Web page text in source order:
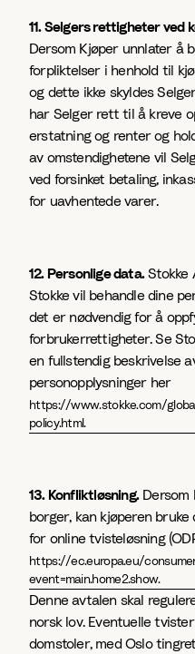
11. Selgers rettigheter ved
Dersom Kjøper unnlater å
forpliktelser i henhold til
og dette ikke skyldes
har Selger rett til å kreve
erstatning og renter og
av omstendighetene vil
ved forsinket betaling,
for uavhentede varer.
12. Personlige data.Stokke
Stokke vil behandle dine
det er nødvendig for å
forbrukerrettigheter. Se
en fullstendig beskrivelse
personopplysninger her
https://www.stokke.com/
policy.html.
13. Konfliktløsning.Dersom
borger, kan kjøperen
for online tvisteløsning
https://ec.europa.eu/
event=main.home2.show.
Denne avtalen skal
norsk lov. Eventuelle
domstoler, med Oslo